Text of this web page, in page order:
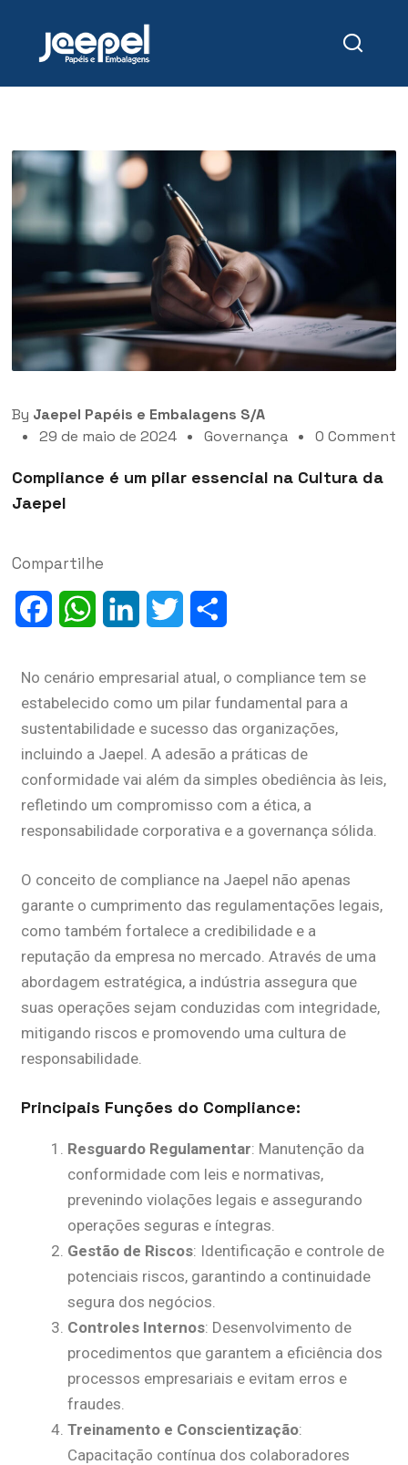
By Jaepel Papéis e Embalagens S/A
29 de maio de 2024
Governança 0 Comment
Compliance é um pilar essencial na Cultura da
Jaepel
Compartilhe
FacebookWhatsAppLinkedIn Twitter
No cenário empresarial atual, o compliance tem se
estabelecido como um pilar fundamental para a
sustentabilidade e sucesso das organizações,
incluindo a Jaepel. A adesão a práticas de
conformidade vai além da simples obediência às leis,
refletindo um compromisso com a ética, a
responsabilidade corporativa e a governança sólida.
O conceito de compliance na Jaepel não apenas
garante o cumprimento das regulamentações legais,
como também fortalece a credibilidade e a
reputação da empresa no mercado. Através de uma
abordagem estratégica, a indústria assegura que
suas operações sejam conduzidas com integridade,
mitigando riscos e promovendo uma cultura de
responsabilidade.
Principais Funções do Compliance:
Resguardo Regulamentar: Manutenção da
conformidade com leis e normativas,
prevenindo violações legais e assegurando
operações seguras e íntegras.
Gestão de Riscos: Identificação e controle de
potenciais riscos, garantindo a continuidade
segura dos negócios.
Controles Internos: Desenvolvimento de
procedimentos que garantem a eficiência dos
processos empresariais e evitam erros e
fraudes.
Treinamento e Conscientização:
Capacitação contínua dos colaboradores